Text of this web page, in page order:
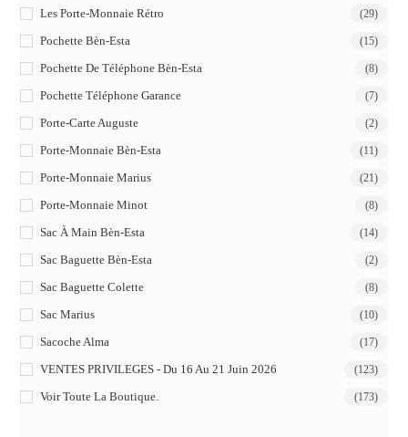
Les Porte-Monnaie Rétro (29)
Pochette Bèn-Esta (15)
Pochette De Téléphone Bèn-Esta (8)
Pochette Téléphone Garance (7)
Porte-Carte Auguste (2)
Porte-Monnaie Bèn-Esta (11)
Porte-Monnaie Marius (21)
Porte-Monnaie Minot (8)
Sac À Main Bèn-Esta (14)
Sac Baguette Bèn-Esta (2)
Sac Baguette Colette (8)
Sac Marius (10)
Sacoche Alma (17)
VENTES PRIVILEGES - Du 16 Au 21 Juin 2026 (123)
Voir Toute La Boutique. (173)